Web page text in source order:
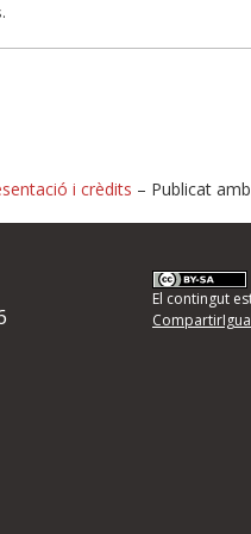
o
els camps següents i
i crèdits – Publicat
El contingut